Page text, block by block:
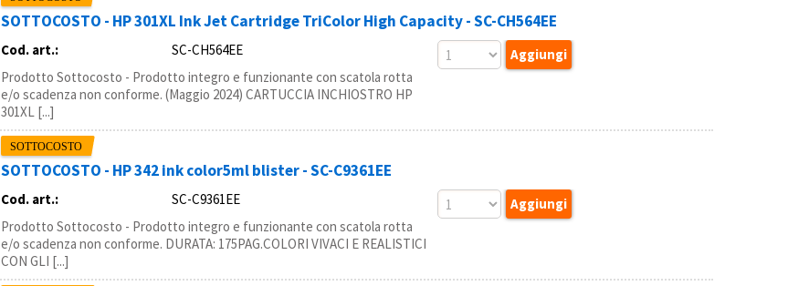
SOTTOCOSTO - HP 301XL Ink Jet Cartridge TriColor High Capacity - SC-CH564EE
Cod. art.:
SC-CH564EE
Prodotto Sottocosto - Prodotto integro e funzionante con scatola rotta
e/o scadenza non conforme. (Maggio 2024) CARTUCCIA INCHIOSTRO HP
301XL [...]
SOTTOCOSTO - HP 342 ink color5ml blister - SC-C9361EE
Cod. art.:
SC-C9361EE
Prodotto Sottocosto - Prodotto integro e funzionante con scatola rotta
e/o scadenza non conforme. DURATA: 175PAG.COLORI VIVACI E REALISTICI
CON GLI [...]